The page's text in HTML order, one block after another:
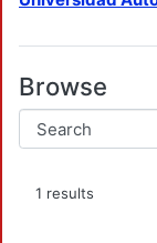
Browse
1 results